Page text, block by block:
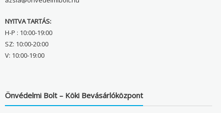
NYITVA TARTÁS:
H-P : 10:00-19:00
SZ: 10:00-20:00
V: 10:00-19:00
Önvédelmi Bolt – Köki Bevásárlóközpont